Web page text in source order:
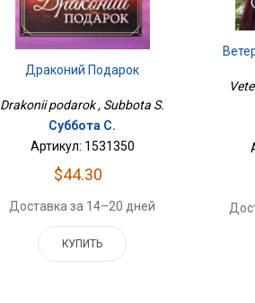
Драконий Подарок
Drakonii podarok , Subbota S.
Суббота С.
Артикул: 1531350
$44.30
Доставка за 14–20 дней
КУПИТЬ